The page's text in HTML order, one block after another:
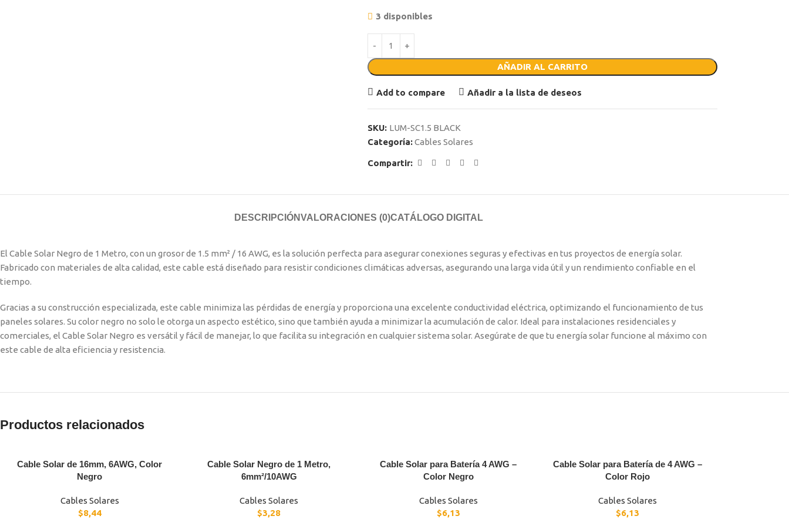
3 disponibles
AÑADIR AL CARRITO
Add to compare Añadir a la lista de deseos
SKU: LUM-SC1.5 BLACK
Categoría:Cables Solares
Compartir:
DESCRIPCIÓNVALORACIONES (0)CATÁLOGO DIGITAL
El Cable Solar Negro de 1 Metro, con un grosor de 1.5 mm² / 16 AWG, es la solución perfecta para asegurar conexiones seguras y efectivas en tus proyectos de energía solar.
Fabricado con materiales de alta calidad, este cable está diseñado para resistir condiciones climáticas adversas, asegurando una larga vida útil y un rendimiento confiable en el
tiempo.
Gracias a su construcción especializada, este cable minimiza las pérdidas de energía y proporciona una excelente conductividad eléctrica, optimizando el funcionamiento de tus
paneles solares. Su color negro no solo le otorga un aspecto estético, sino que también ayuda a minimizar la acumulación de calor. Ideal para instalaciones residenciales y
comerciales, el Cable Solar Negro es versátil y fácil de manejar, lo que facilita su integración en cualquier sistema solar. Asegúrate de que tu energía solar funcione al máximo con
este cable de alta eficiencia y resistencia.
Productos relacionados
Cable Solar de 16mm, 6AWG, Color
Negro
Cables Solares
$8,44
Cable Solar Negro de 1 Metro,
6mm²/10AWG
Cables Solares
$3,28
Cable Solar para Batería 4 AWG –
Color Negro
Cables Solares
$6,13
Cable Solar para Batería de 4 AWG –
Color Rojo
Cables Solares
$6,13